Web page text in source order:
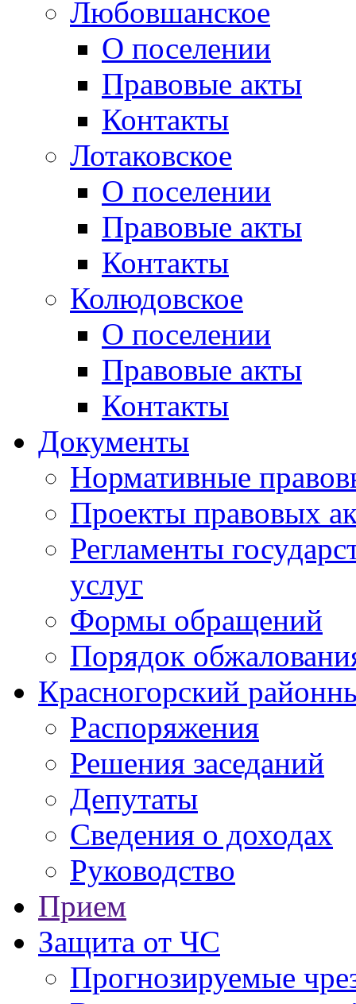
Любовшанское
О поселении
Правовые акты
Контакты
Лотаковское
О поселении
Правовые акты
Контакты
Колюдовское
О поселении
Правовые акты
Контакты
Документы
Нормативные
Проекты правовых
Регламенты
услуг
Формы обращений
Порядок
Красногорский
Распоряжения
Решения заседаний
Депутаты
Сведения о доходах
Руководство
Прием
Защита от ЧС
Прогнозируемые